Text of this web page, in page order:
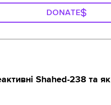
DONATE
Shahed-238 та